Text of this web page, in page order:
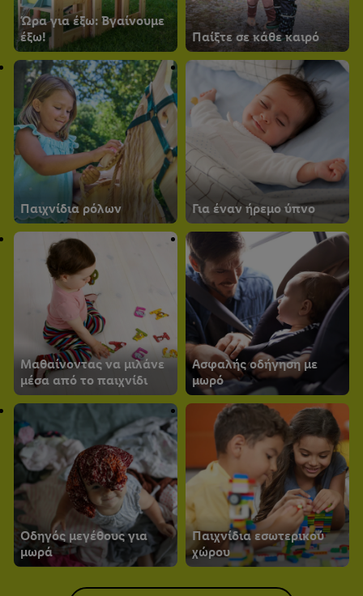
Ώρα για έξω: Βγαίνουμε
έξω!
Παίξτε σε κάθε καιρό
Παιχνίδια ρόλων Για έναν ήρεμο ύπνο
Μαθαίνοντας να μιλάνε
μέσα από το παιχνίδι
Ασφαλής οδήγηση με
μωρό
Οδηγός μεγέθους για
μωρά
Παιχνίδια εσωτερικού
χώρου